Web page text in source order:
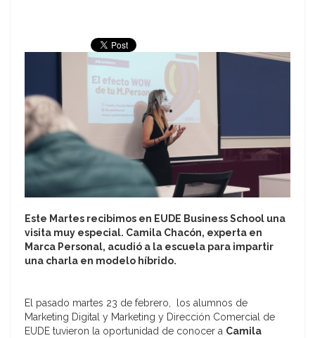
Este Martes recibimos en EUDE Business School una
visita muy especial. Camila Chacón, experta en
Marca Personal, acudió a la escuela para impartir
una charla en modelo híbrido.
El pasado martes 23 de febrero, los alumnos de
Marketing Digital y Marketing y Dirección Comercial de
EUDE tuvieron la oportunidad de conocer a Camila